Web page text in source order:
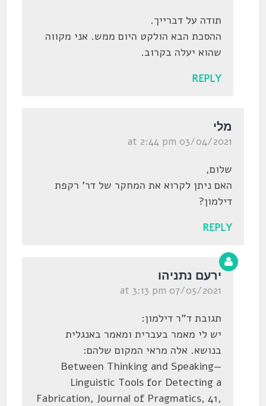
תודה על דברייך.
ההסכת הבא הולקט היום ממש. אני מקווה
שהוא יעלה בקרוב.
REPLY
מלי
03/04/2021 at 2:44 pm
שלום,
האם ניתן לקרוא את המחקר של דר' רקפת
דילמון?
REPLY
ירעם נתניהו
07/05/2021 at 3:13 pm
תגובת ד"ר דילמון:
יש לי מאמר בעברית ומאמר באנגלית
בנושא. אלה מראי המקום שלהם:
Between Thinking and Speaking—
Linguistic Tools for Detecting a
Fabrication, Journal of Pragmatics, 41,